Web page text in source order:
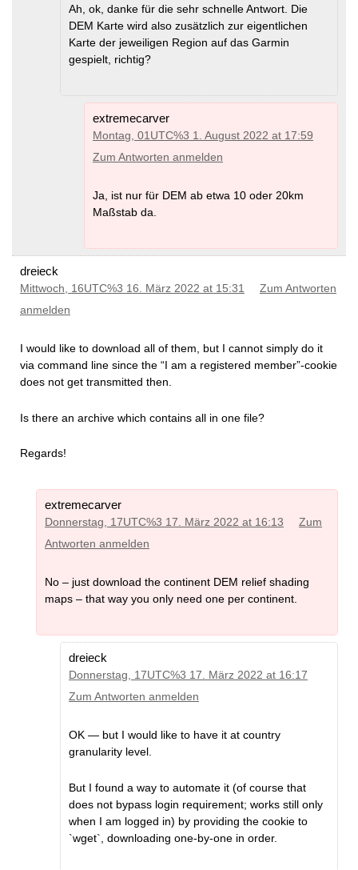
DEM -Suriname (MD5)
DEM -Uruguay(MD5)
DEM -Argentina (MD5)
DEM -Bolivia (MD5)
DEM -Brazil (MD5)
DEM -Chile
DEM -Colombia
DEM -Paraguay (MD5)
DEM -Peru (MD5)
DEM -Suriname
DEM -Uruguay(MD5)
Ah, ok, danke für die sehr schnelle Antwort. Die
DEM Karte wird also zusätzlich zur eigentlichen
Karte der jeweiligen Region auf das Garmin
gespielt, richtig?
extremecarver
Montag, 01UTC%3 1. August 2022 at 17:59
Zum Antworten anmelden
Ja, ist nur für DEM ab etwa 10 oder 20km
Maßstab da.
dreieck
Mittwoch, 16UTC%3 16. März 2022 at 15:31
Zum Antworten
anmelden
I would like to download all of them, but I cannot simply do it
via command line since the “I am a registered member”-cookie
does not get transmitted then.
Is there an archive which contains all in one file?
Regards!
extremecarver
Donnerstag, 17UTC%3 17. März 2022 at 16:13
Zum
Antworten anmelden
No – just download the continent DEM relief shading
maps – that way you only need one per continent.
dreieck
Donnerstag, 17UTC%3 17. März 2022 at 16:17
Zum Antworten anmelden
OK — but I would like to have it at country
granularity level.
But I found a way to automate it (of course that
does not bypass login requirement; works still only
when I am logged in) by providing the cookie to
`wget`, downloading one-by-one in order.